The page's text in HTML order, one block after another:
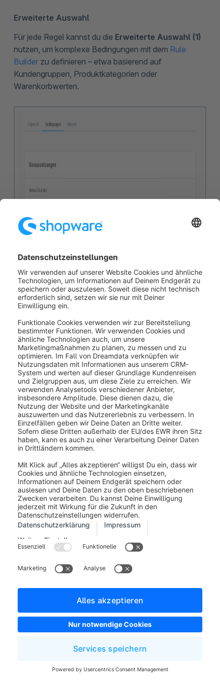
Erweiterte Auswahl
Für jede Regel kannst du die Erweiterte Auswahl (1)
nutzen, um komplexe Bedingungen mit dem Rule
Builder zu definieren – etwa basierend auf
Kundengruppen, Produktkategorien oder
Warenkorbwerten.
Ein Klick auf die Erweiterte Auswahl öffnet ein neues
Fenster, in dem dir sämtliche verfügbaren Regeln aus
dem Rule Builder angezeigt werden.